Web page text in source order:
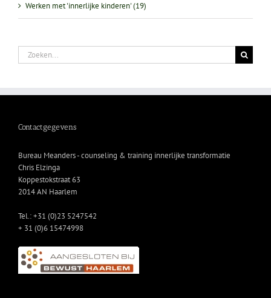
Werken met 'innerlijke kinderen' (19)
Zoeken
naar:
Contactgegevens
Bureau Meanders - counseling & training innerlijke transformatie
Chris Elzinga
Koppestokstraat 63
2014 AN Haarlem
Tel.: +31 (0)23 5247542
+ 31 (0)6 15474998